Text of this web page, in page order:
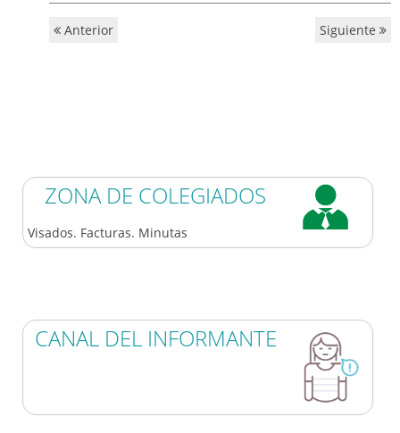
Anterior Siguiente
ZONA DE COLEGIADOS
Visados. Facturas. Minutas
CANAL DEL INFORMANTE